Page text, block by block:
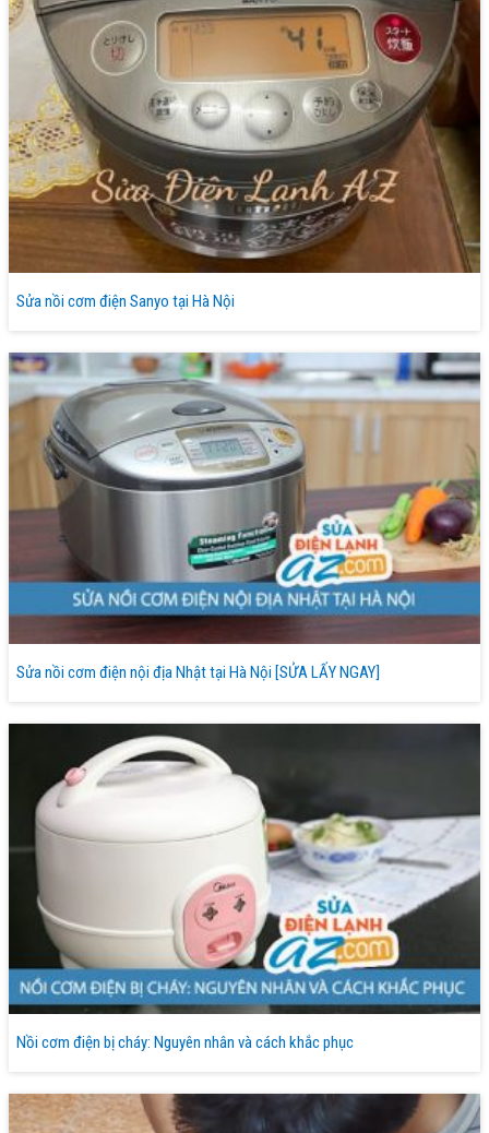
Sửa nồi cơm điện Sanyo tại Hà Nội
Sửa nồi cơm điện nội địa Nhật tại Hà Nội [SỬA LẤY NGAY]
Nồi cơm điện bị cháy: Nguyên nhân và cách khắc phục